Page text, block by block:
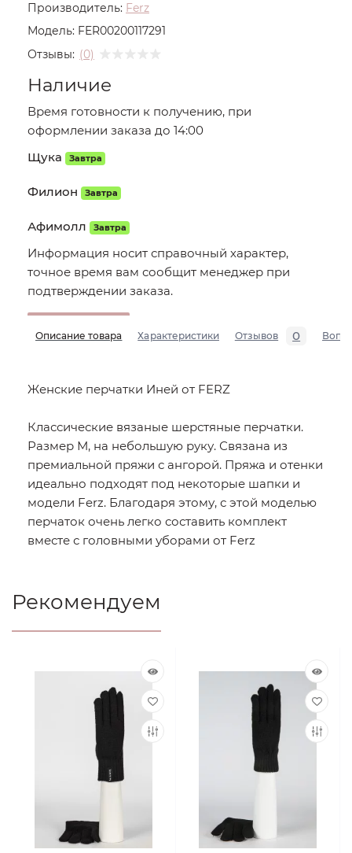
Производитель: Ferz
Модель: FER00200117291
Отзывы: (0)
Наличие
Время готовности к получению, при
оформлении заказа до 14:00
Щука
Завтра
Филион Завтра
Афимолл Завтра
Информация носит справочный характер,
точное время вам сообщит менеджер при
подтверждении заказа.
Описание товара Характеристики Отзывов 0
Женские перчатки Иней от FERZ
Классические вязаные шерстяные перчатки.
Размер М, на небольшую руку. Связана из
премиальной пряжи с ангорой. Пряжа и отенки
идеально подходят под некоторые шапки и
модели Ferz. Благодаря этому, с этой моделью
перчаток очень легко составить комплект
вместе с головными уборами от Ferz
Рекомендуем